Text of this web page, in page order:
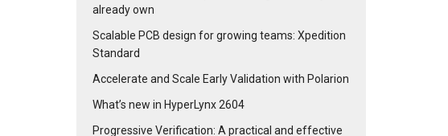
already own
Scalable PCB design for growing teams: Xpedition
Standard
Accelerate and Scale Early Validation with Polarion
What’s new in HyperLynx 2604
Progressive Verification: A practical and effective